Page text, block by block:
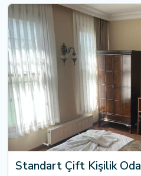
Standart Çift Kişilik Oda